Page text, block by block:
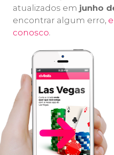
atualizados em junho
encontrar algum erro,
conosco.